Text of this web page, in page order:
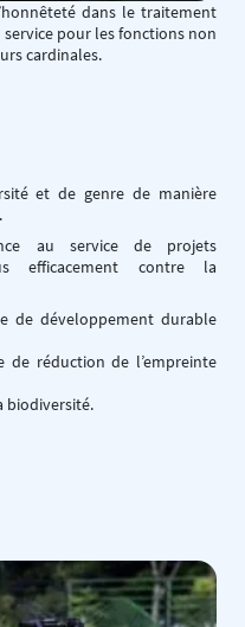
dans le traitement
pour les fonctions non
cardinales.
et de genre de manière
au service de projets
efficacement contre la
de développement durable
de réduction de l’empreinte
biodiversité.